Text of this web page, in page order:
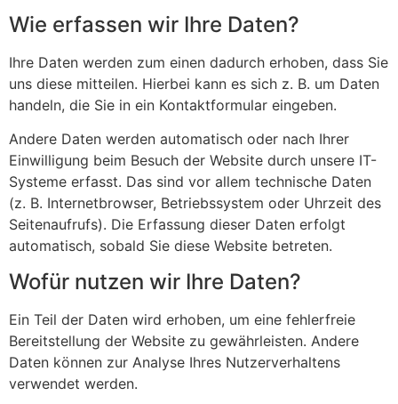
Wie erfassen wir Ihre Daten?
Ihre Daten werden zum einen dadurch erhoben, dass Sie
uns diese mitteilen. Hierbei kann es sich z. B. um Daten
handeln, die Sie in ein Kontaktformular eingeben.
Andere Daten werden automatisch oder nach Ihrer
Einwilligung beim Besuch der Website durch unsere IT-
Systeme erfasst. Das sind vor allem technische Daten
(z. B. Internetbrowser, Betriebssystem oder Uhrzeit des
Seitenaufrufs). Die Erfassung dieser Daten erfolgt
automatisch, sobald Sie diese Website betreten.
Wofür nutzen wir Ihre Daten?
Ein Teil der Daten wird erhoben, um eine fehlerfreie
Bereitstellung der Website zu gewährleisten. Andere
Daten können zur Analyse Ihres Nutzerverhaltens
verwendet werden.